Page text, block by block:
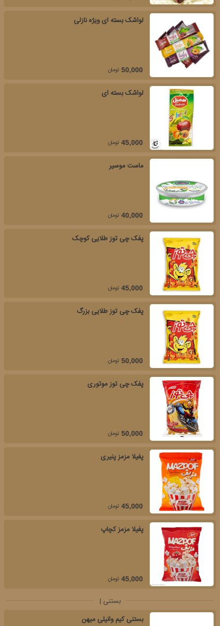
لواشک بسته ای ویژه نازلی
50,000 تومان
لواشک بسته ای
45,000 تومان
ماست موسیر
40,000 تومان
پفک چی توز طلایی کوچک
45,000 تومان
پفک چی توز طلایی بزرگ
50,000 تومان
پفک چی توز موتوری
50,000 تومان
پفیلا مزمز پنیری
45,000 تومان
پفیلا مزمز کچاپ
45,000 تومان
بستنی |
بستنی کیم وانیلی میهن